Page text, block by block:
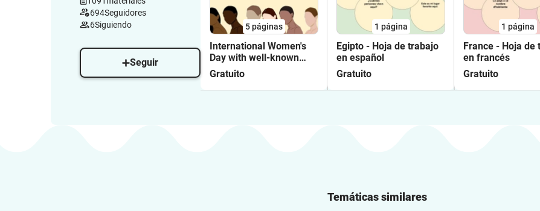
694Seguidores
6Siguiendo
Seguir
5páginas
International Women's
Day with well-known
feminists on 8th of
March
Gratuito
1 página
Egipto - Hoja de trabajo
en español
Gratuito
1 página
France - Hoja de
en francés
Gratuito
Temáticas similares